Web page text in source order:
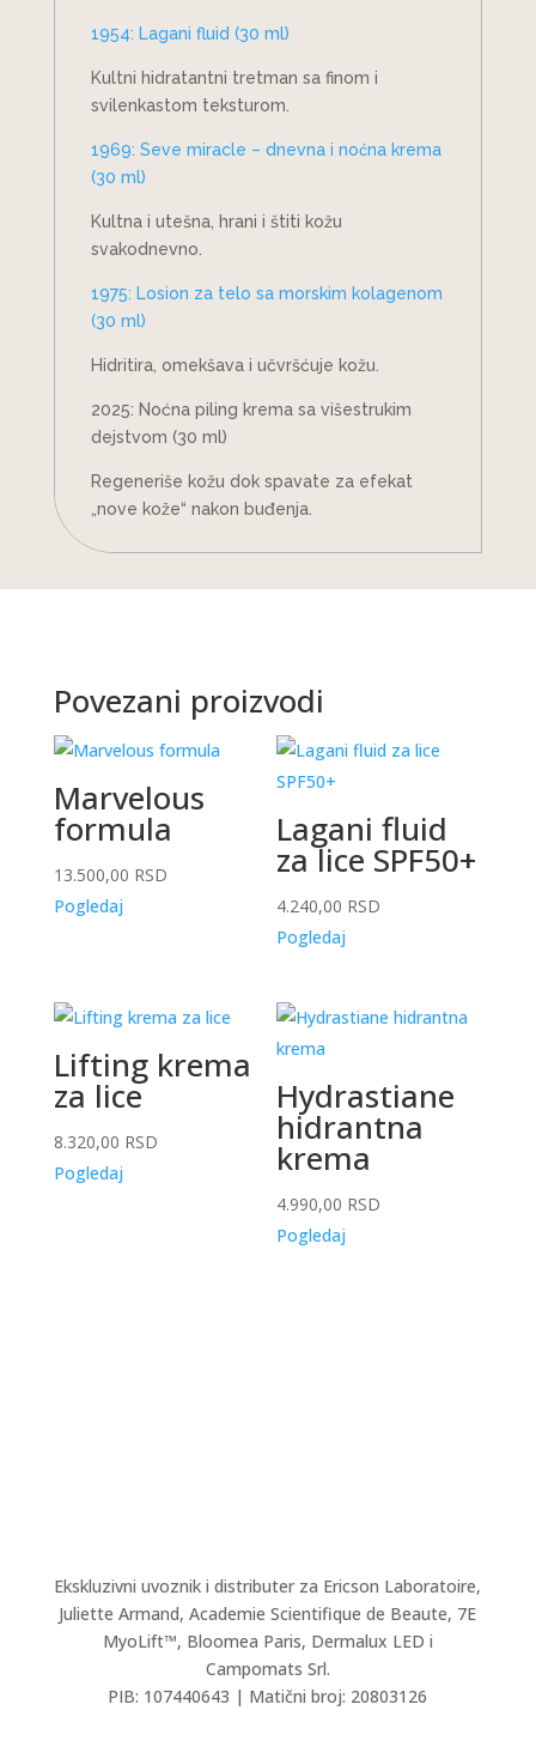
1954: Lagani fluid (30 ml)
Kultni hidratantni tretman sa finom i
svilenkastom teksturom.
1969: Seve miracle – dnevna i noćna krema
(30 ml)
Kultna i utešna, hrani i štiti kožu
svakodnevno.
1975: Losion za telo sa morskim kolagenom
(30 ml)
Hidritira, omekšava i učvršćuje kožu.
2025: Noćna piling krema sa višestrukim
dejstvom (30 ml)
Regeneriše kožu dok spavate za efekat
„nove kože“ nakon buđenja.
Povezani proizvodi
Marvelous
formula
13.500,00 RSD
Pogledaj
Lagani fluid
za lice SPF50+
4.240,00 RSD
Pogledaj
Lifting krema
za lice
8.320,00 RSD
Pogledaj
Hydrastiane
hidrantna
krema
4.990,00 RSD
Pogledaj
Ekskluzivni uvoznik i distributer za Ericson Laboratoire,
Juliette Armand,Academie Scientifique de Beaute, 7E
MyoLift™, Bloomea Paris, Dermalux LED i
Campomats Srl.
PIB: 107440643 | Matični broj: 20803126